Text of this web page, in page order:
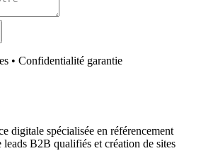
• Confidentialité garantie
digitale spécialisée en référencement
leads B2B qualifiés et création de sites